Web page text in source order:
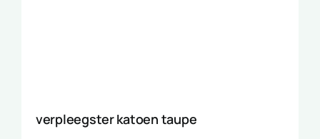
verpleegster katoen taupe